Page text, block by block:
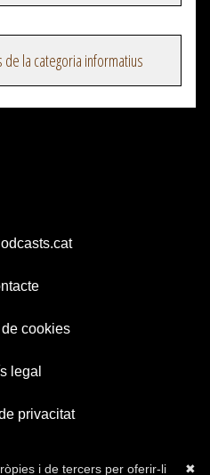
la categoria informatius
cookies
legal
privacitat
✖
i de tercers per oferir-li